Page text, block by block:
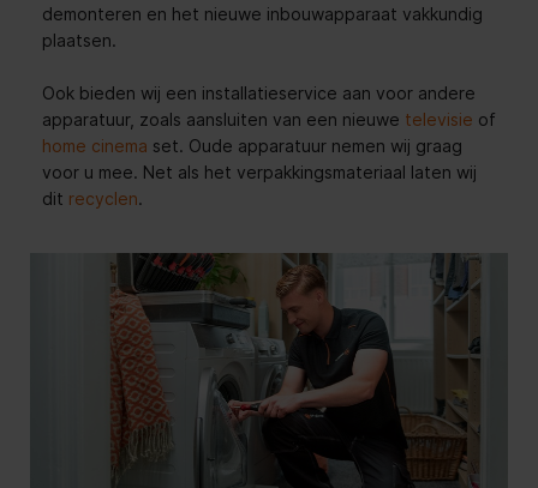
demonteren en het nieuwe inbouwapparaat vakkundig
plaatsen.
Ook bieden wij een installatieservice aan voor andere
apparatuur, zoals aansluiten van een nieuwe televisie of
home cinema set. Oude apparatuur nemen wij graag
voor u mee. Net als het verpakkingsmateriaal laten wij
dit recyclen.